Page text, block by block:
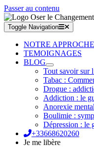
Passer au contenu
Toggle Navigation
NOTRE APPROCHE
TEMOIGNAGES
BLOG
Tout savoir sur
Tabac :
Drogue :
Addiction : le
Anorexie
Boulimie :
Dépression : le
+33668620260
Je me libère